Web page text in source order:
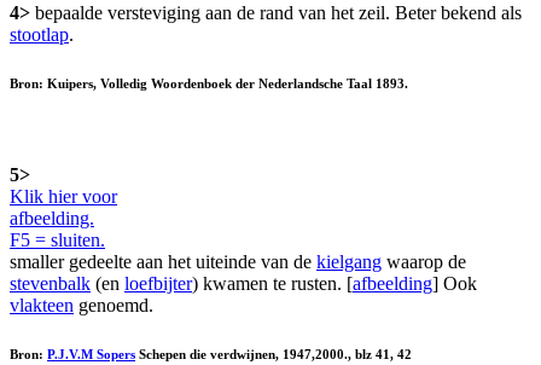
4> bepaalde versteviging aan de rand van het zeil. Beter bekend als
stootlap.
Bron: Kuipers, Volledig Woordenboek der Nederlandsche Taal 1893.
5>
Klik hier voor
afbeelding.
F5 = sluiten.
smaller gedeelte aan het uiteinde van de kielgang waarop de
stevenbalk (en loefbijter) kwamen te rusten. [afbeelding] Ook
vlakteen genoemd.
Bron: P.J.V.M Sopers Schepen die verdwijnen, 1947,2000., blz 41, 42